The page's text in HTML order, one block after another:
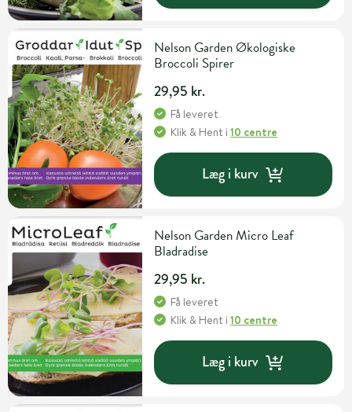
Nelson Garden Økologiske
Broccoli Spirer
29,95 kr.
Få leveret
Klik & Hent i10 centre
Læg i kurv
Nelson Garden Micro Leaf
Bladradise
29,95 kr.
Få leveret
Klik & Hent i10 centre
Læg i kurv